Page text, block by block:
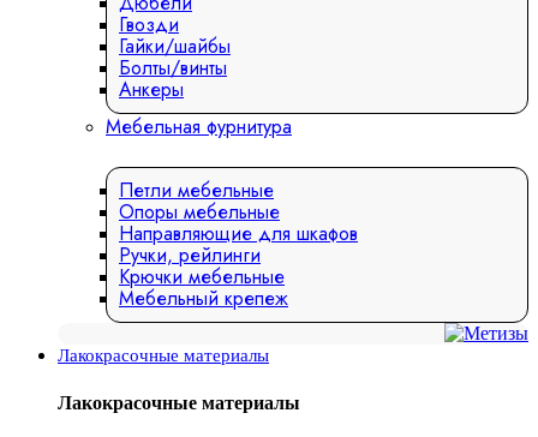
Гвозди
Гайки/шайбы
Болты/винты
Анкеры
Мебельная фурнитура
Петли мебельные
Опоры мебельные
Направляющие для шкафов
Ручки, рейлинги
Крючки мебельные
Мебельный крепеж
Лакокрасочные материалы
Лакокрасочные материалы